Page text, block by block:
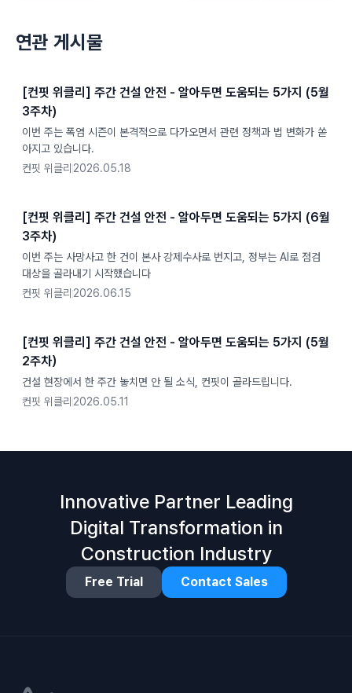
연관 게시물
[컨핏 위클리] 주간 건설 안전 - 알아두면 도움되는 5가지 (5월
3주차)
이번 주는 폭염 시즌이 본격적으로 다가오면서 관련 정책과 법 변화가 쏟
아지고 있습니다.
컨핏 위클리 2026.05.18
[컨핏 위클리] 주간 건설 안전 - 알아두면 도움되는 5가지 (6월
3주차)
이번 주는 사망사고 한 건이 본사 강제수사로 번지고, 정부는 AI로 점검
대상을 골라내기 시작했습니다
컨핏 위클리 2026.06.15
[컨핏 위클리] 주간 건설 안전 - 알아두면 도움되는 5가지 (5월
2주차）
건설 현장에서 한 주간 놓치면 안 될 소식, 컨핏이 골라드립니다.
컨핏 위클리 2026.05.11
Innovative Partner Leading
Digital Transformation in
Construction Industry
Free Trial Contact Sales